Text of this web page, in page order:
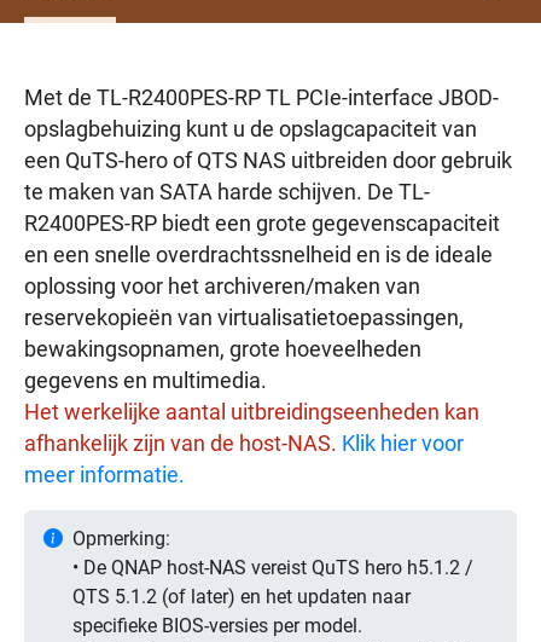
Met de TL-R2400PES-RP TL PCIe-interface JBOD-
opslagbehuizing kunt u de opslagcapaciteit van
een QuTS-hero of QTS NAS uitbreiden door gebruik
te maken van SATA harde schijven. De TL-
R2400PES-RP biedt een grote gegevenscapaciteit
en een snelle overdrachtssnelheid en is de ideale
oplossing voor het archiveren/maken van
reservekopieën van virtualisatietoepassingen,
bewakingsopnamen, grote hoeveelheden
gegevens en multimedia.
Het werkelijke aantal uitbreidingseenheden kan
afhankelijk zijn van de host-NAS. Klik hier voor
meer informatie.
Opmerking:
• De QNAP host-NAS vereist QuTS hero h5.1.2 /
QTS 5.1.2 (of later) en het updaten naar
specifieke BIOS-versies per model.